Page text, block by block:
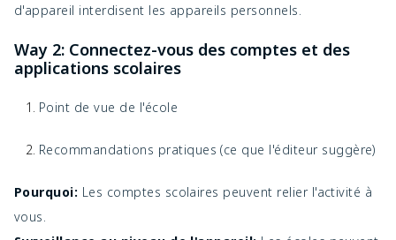
d'appareil interdisent les appareils personnels.
Way 2: Connectez-vous des comptes et des
applications scolaires
Point de vue de l'école
Recommandations pratiques (ce que l'éditeur suggère)
Pourquoi: Les comptes scolaires peuvent relier l'activité à
vous.